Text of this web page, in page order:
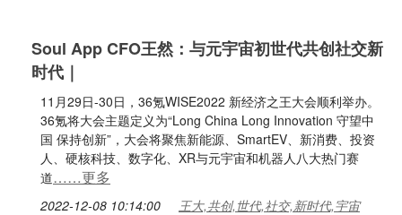
Soul App CFO王然：与元宇宙初世代共创社交新
时代｜
11月29日-30日，36氪WISE2022 新经济之王大会顺利举办。
36氪将大会主题定义为“Long China Long Innovation 守望中
国 保持创新”，大会将聚焦新能源、SmartEV、新消费、投资
人、硬核科技、数字化、XR与元宇宙和机器人八大热门赛
道……更多
2022-12-08 10:14:00 王大,共创,世代,社交,新时代,宇宙